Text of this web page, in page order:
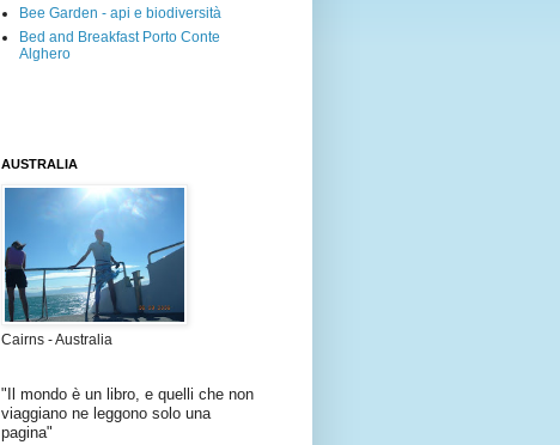
Bee Garden - api e biodiversità
Bed and Breakfast Porto Conte
Alghero
AUSTRALIA
Cairns - Australia
"Il mondo è un libro e quelli che non
viaggiano ne leggono solo una
pagina"